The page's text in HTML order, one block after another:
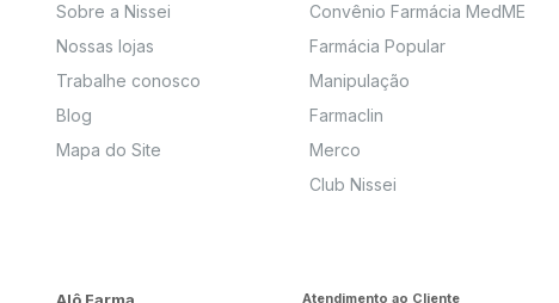
Sobre a Nissei
Nossas lojas
Trabalhe conosco
Blog
Mapa do Site
Convênio Farmácia MedME
Farmácia Popular
Manipulação
Farmaclin
Merco
Club Nissei
Atendimento ao Cliente